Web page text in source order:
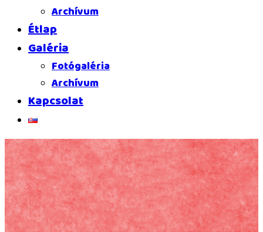
Archívum
Étlap
Galéria
Fotógaléria
Archívum
Kapcsolat